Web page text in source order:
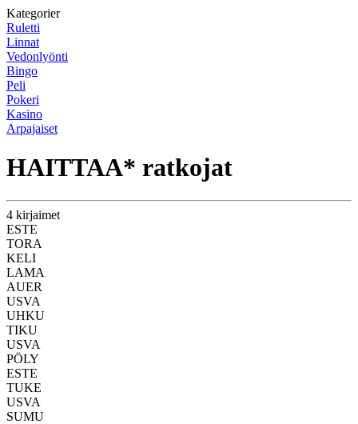
Kategorier
Ruletti
Linnat
Vedonlyönti
Bingo
Peli
Pokeri
Kasino
Arpajaiset
HAITTAA* ratkojat
4 kirjaimet
ESTE
TORA
KELI
LAMA
AUER
USVA
UHKU
TIKU
USVA
PÖLY
ESTE
TUKE
USVA
SUMU